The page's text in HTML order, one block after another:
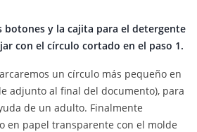
botones y la cajita para el detergente
con el círculo cortado en el paso 1.
un círculo más pequeño en
adjunto al final del documento), para
de un adulto. Finalmente
en papel transparente con el molde